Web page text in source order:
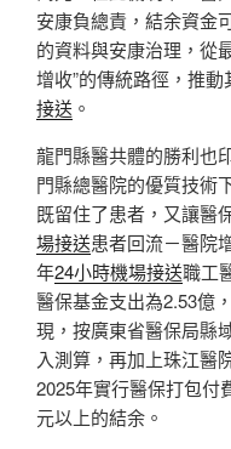
安康負總責，結余資金
的資料與安康治理，從
增收”的傳統路徑，推動
接送 。
龍門縣醫共體的勝利也
門縣總醫院的優質技術
既留住了患者，又讓醫
場接送患者回流－醫院
年24小時機場接送職工
醫保基金支出為2.53億
現，按廣東省醫保局縣
入測算，再加上珠江醫
2025年實行醫保打包付
元以上的結余。